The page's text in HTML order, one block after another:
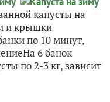
капусты на
и крышки
по 10 минут,
6 банок
по 2-3 кг, зависит